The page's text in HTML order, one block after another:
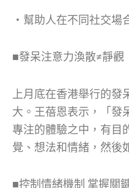
‧幫助人在不同社交場
■發呆注意力渙散≠靜觀
上月底在香港舉行的
大。王蓓恩表示，「發
專注的體驗之中，有目
覺、想法和情緒，然後
■控制情緒機制 掌握關